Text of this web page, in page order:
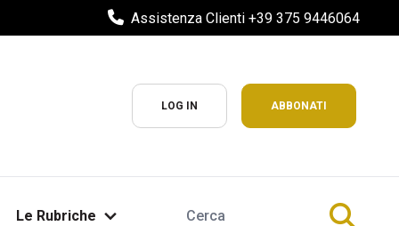
Assistenza Clienti +39 375 9446064
LOG IN ABBONATI
Le Rubriche